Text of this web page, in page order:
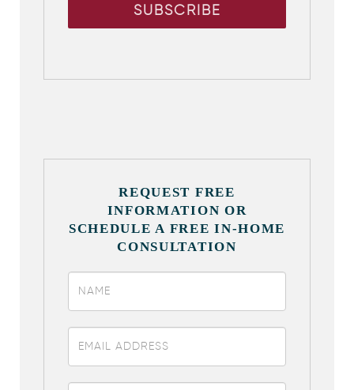
REQUEST FREE
INFORMATION OR
SCHEDULE A FREE IN-HOME
CONSULTATION